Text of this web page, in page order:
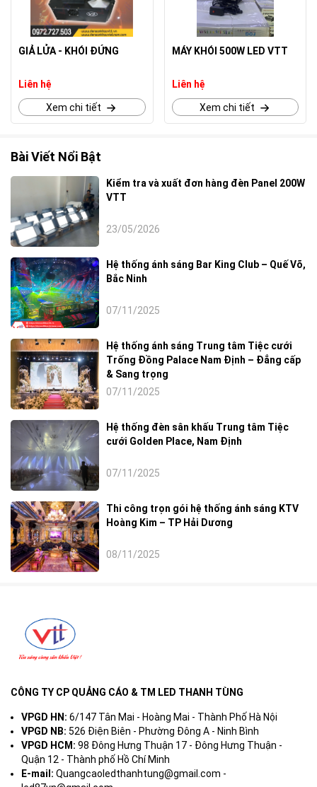
GIẢ LỬA - KHÓI ĐỨNG
Liên hệ
Xem chi tiết
MÁY KHÓI 500W LED VTT
Liên hệ
Xem chi tiết
Bài Viết Nổi Bật
Kiểm tra và xuất đơn hàng đèn Panel 200W
VTT
23/05/2026
Hệ thống ánh sáng Bar King Club – Quế Võ,
Bắc Ninh
07/11/2025
Hệ thống ánh sáng Trung tâm Tiệc cưới
Trống Đồng Palace Nam Định – Đẳng cấp
& Sang trọng
07/11/2025
Hệ thống đèn sân khấu Trung tâm Tiệc
cưới Golden Place, Nam Định
07/11/2025
Thi công trọn gói hệ thống ánh sáng KTV
Hoàng Kim – TP Hải Dương
08/11/2025
CÔNG TY CP QUẢNG CÁO & TM LED THANH TÙNG
VPGD HN: 6/147 Tân Mai - Hoàng Mai - Thành Phố Hà Nội
VPGD NB: 526 Điện Biên - Phường Đông A - Ninh Bình
VPGD HCM: 98 Đông Hưng Thuận 17 - Đông Hưng Thuận -
Quận 12 - Thành phố Hồ Chí Minh
E-mail: Quangcaoledthanhtung@gmail.com -